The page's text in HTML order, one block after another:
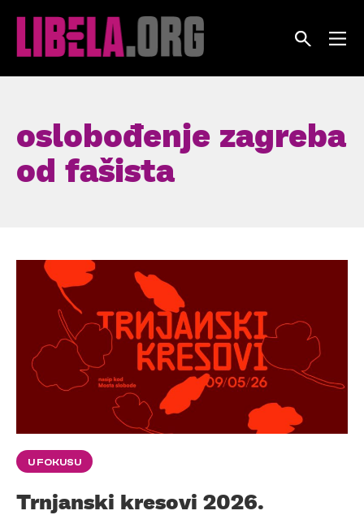
oslobođenje zagreba
od fašista
U FOKUSU
Trnjanski kresovi 2026.